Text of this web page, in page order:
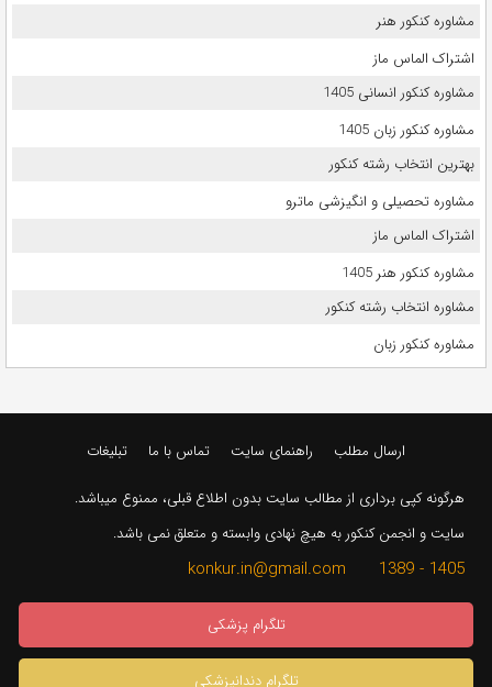
مشاوره کنکور هنر
اشتراک الماس ماز
مشاوره کنکور انسانی 1405
مشاوره کنکور زبان 1405
بهترین انتخاب رشته کنکور
مشاوره تحصیلی و انگیزشی ماترو
اشتراک الماس ماز
مشاوره کنکور هنر 1405
مشاوره انتخاب رشته کنکور
مشاوره کنکور زبان
ارسال مطلب راهنمای سایت تماس با ما تبلیغات
هرگونه کپی برداری از مطالب سایت بدون اطلاع قبلی، ممنوع میباشد.
سایت و انجمن کنکور به هیچ نهادی وابسته و متعلق نمی باشد.
1405 - 1389 konkur.in@gmail.com
تلگرام پزشکی
تلگرام دندانپزشکی